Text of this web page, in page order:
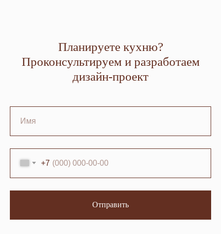
Планируете кухню?
Проконсультируем и разработаем
дизайн-проект
+7
Отправить